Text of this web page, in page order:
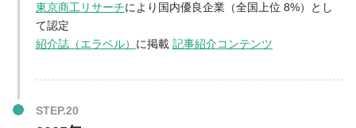
東京商工リサーチにより国内優良企業（全国上位 8%）とし
て認定
紹介誌（エラベル） に掲載 記事紹介コンテンツ